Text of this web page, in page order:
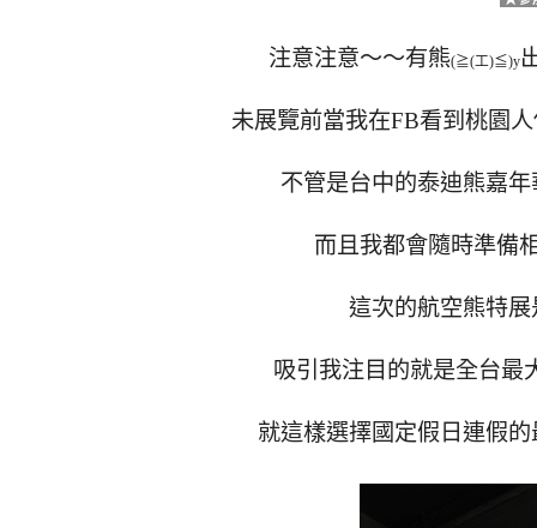
注意注意～～有熊(≧(工)≦)y
未展覽前當我在FB看到桃園
不管是台中的泰迪熊嘉
而且我都會隨時準備
這次的航空熊特
吸引我注目的就是全台最
就這樣選擇國定假日連假